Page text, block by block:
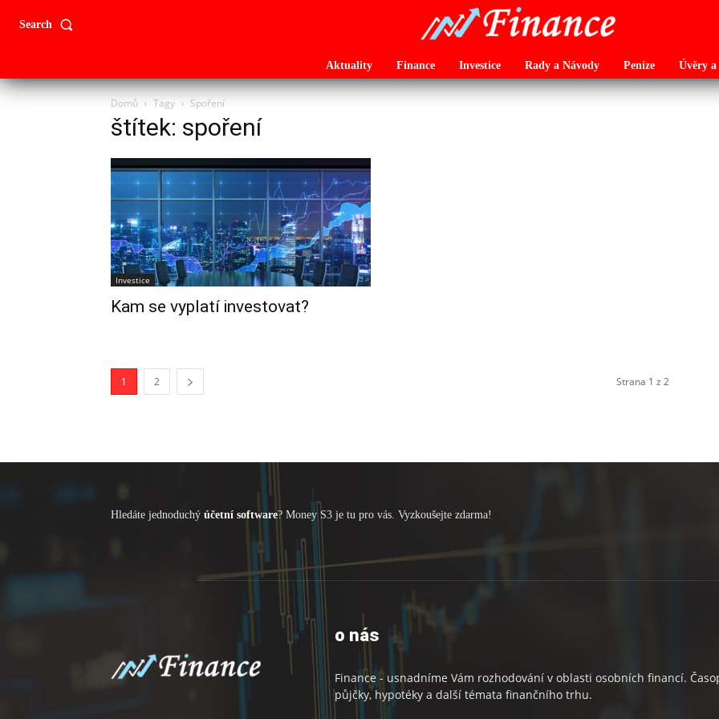
Search
Aktuality Finance Investice Rady a Návody Peníze Úvěry
Domů Tagy Spoření
štítek: spoření
Investice
Kam se vyplatí investovat?
1 2 Strana 1 z 2
Hledáte jednoduchý účetní software? Money S3 je tu pro vás. Vyzkoušejte zdarma!
o nás
Finance - usnadníme Vám rozhodování v oblasti osobních financí.
půjčky, hypotéky a další témata finančního trhu.